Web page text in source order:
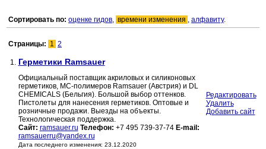
Сортировать по: оценке гидов, времени изменения , алфавиту.
Страницы: 1 2
1. Герметики Ramsauer
Официальный поставщик акриловых и силиконовых
герметиков, МС-полимеров Ramsauer (Австрия) и DL
CHEMICALS (Бельгия). Большой выбор оттенков.
Пистолеты для нанесения герметиков. Оптовые и
розничные продажи. Выезды на объекты.
Технологическая поддержка.
Сайт: ramsauer.ru Телефон: +7 495 739-37-74 E-mail:
ramsauerru@yandex.ru
Дата последнего изменения: 23.12.2020
Редактировать
Удалить
Добавить сайт